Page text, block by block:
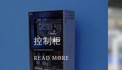
控制柜
READ MORE